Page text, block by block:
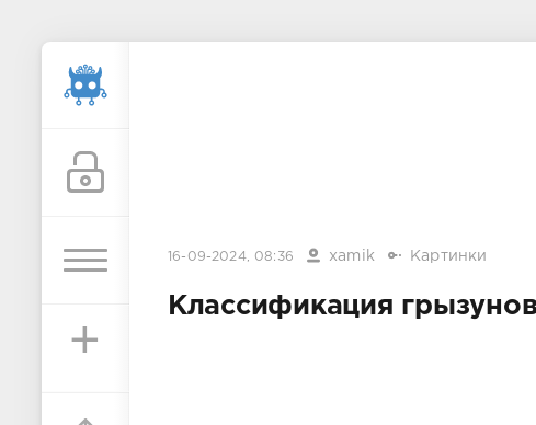
+
16-09-2024, 08:36 xamik Картинки
Классификация